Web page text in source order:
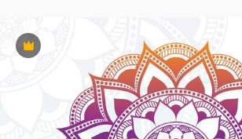
Premium